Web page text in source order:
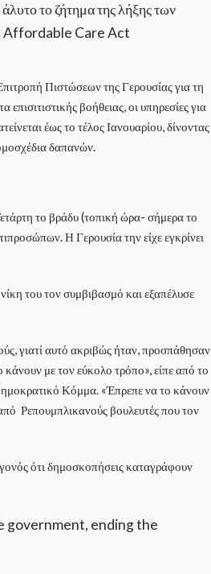
το ζήτημα της λήξης των
Affordable Care Act
Πιστώσεων της Γερουσίας για τη
βοήθειας, οι υπηρεσίες για
έως το τέλος Ιανουαρίου, δίνοντας
δαπανών.
το βράδυ (τοπική ώρα- σήμερα το
Η Γερουσία την είχε εγκρίνει
του τον συμβιβασμό και εξαπέλυσε
γιατί αυτό ακριβώς ήταν, προσπάθησαν
με τον εύκολο τρόπο», είπε από το
Κόμμα. «Έπρεπε να το κάνουν
Ρεπουμπλικανούς βουλευτές που τον
ότι δημοσκοπήσεις καταγράφουν
government, ending the